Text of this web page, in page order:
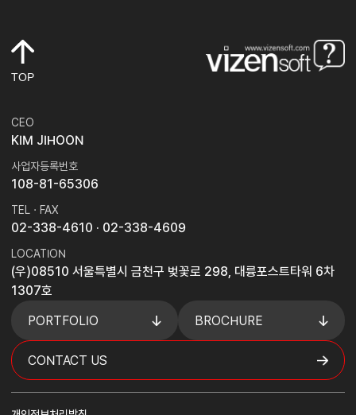
TOP
CEO
KIM JIHOON
사업자등록번호
108-81-65306
TEL · FAX
02-338-4610 · 02-338-4609
LOCATION
(우)08510 서울특별시 금천구 벚꽃로 298, 대륭포스트타워 6차
1307호
PORTFOLIO
BROCHURE
CONTACT US